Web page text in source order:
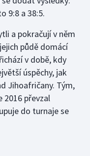
9:8 a 38:5.
a pokračují v něm
půdě domácí
v době, kdy
úspěchy, jak
Jihoafričany. Tým,
2016 převzal
do turnaje se